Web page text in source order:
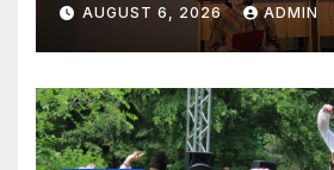
AUGUST 6, 2026 ADMIN